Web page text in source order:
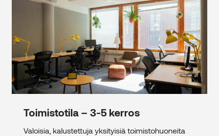
Toimistotila – 3-5 kerros – 40 m 2
Toimistotila – 3-5 kerros
Valoisia, kalustettuja yksityisiä toimistohuoneita